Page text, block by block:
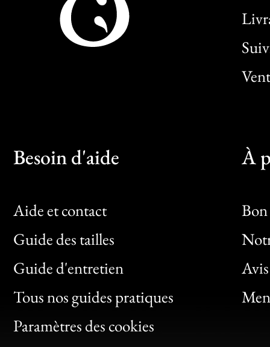
Besoin d'aide
Aide et contact
Guide des tailles
Guide d'entretien
Tous nos guides pratiques
Paramètres des cookies
À
Bon
Clic